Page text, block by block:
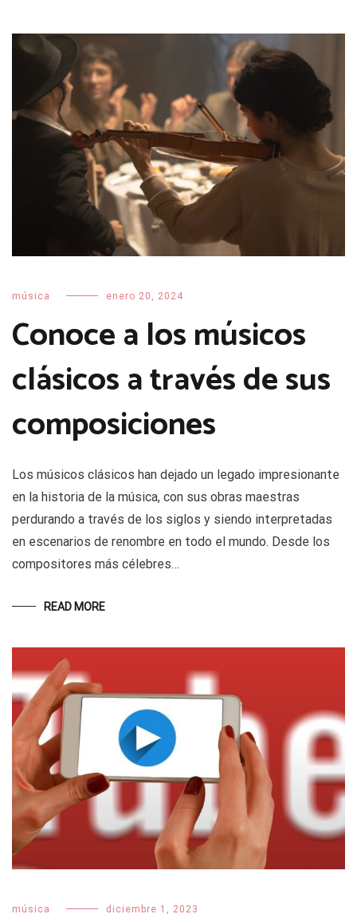
música enero 20, 2024
Conoce a los músicos
clásicos a través de sus
composiciones
Los músicos clásicos han dejado un legado impresionante
en la historia de la música, con sus obras maestras
perdurando a través de los siglos y siendo interpretadas
en escenarios de renombre en todo el mundo. Desde los
compositores más célebres…
READ MORE
música diciembre 1, 2023